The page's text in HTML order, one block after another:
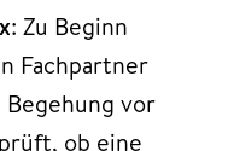
: Zu Beginn
Fachpartner
vor
ob eine